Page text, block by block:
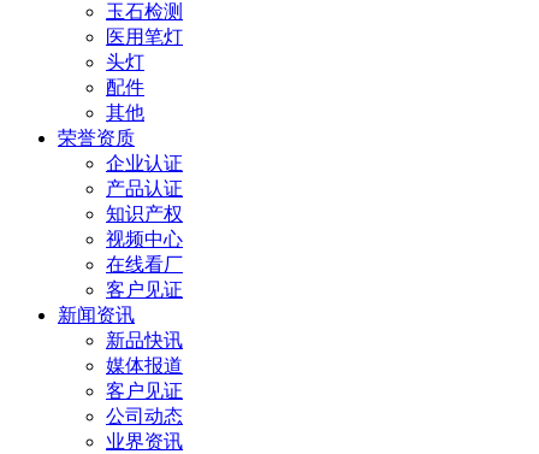
玉石检测
医用笔灯
头灯
配件
其他
荣誉资质
企业认证
产品认证
知识产权
视频中心
在线看厂
客户见证
新闻资讯
新品快讯
媒体报道
客户见证
公司动态
业界资讯